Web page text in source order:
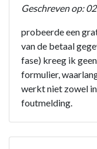
Geschreven op:
probeerde een
van de betaal
fase) kreeg ik
formulier,
werkt niet zowel
foutmelding.